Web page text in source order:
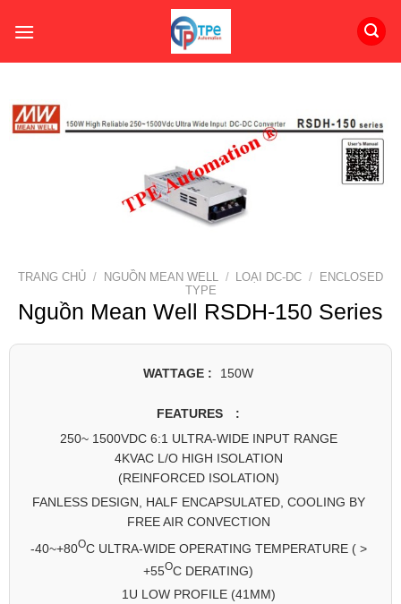
TRANG CHỦ / NGUỒN MEAN WELL / LOẠI DC-DC /
ENCLOSED
TYPE
Nguồn Mean Well RSDH-150 Series
WATTAGE : 150W
FEATURES :
250~ 1500VDC 6:1 ULTRA-WIDE INPUT RANGE
4KVAC L/O HIGH ISOLATION
(REINFORCED ISOLATION)
FANLESS DESIGN, HALF ENCAPSULATED, COOLING BY
FREE AIR CONVECTION
-40~+80OC ULTRA-WIDE OPERATING TEMPERATURE ( >
+55OC DERATING)
1U LOW PROFILE (41MM)